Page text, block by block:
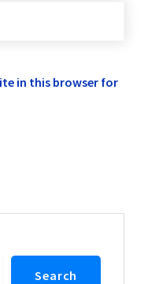
in this browser for
Search